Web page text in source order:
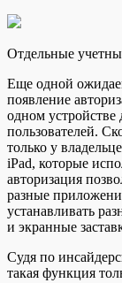
Отдельные
Еще одной
появление
одном устройстве
пользователей.
только у
iPad, которые
авторизация
разные
устанавливать
и экранные
Судя по
такая функция